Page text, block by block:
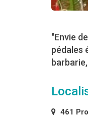
"Envie
pédales
461